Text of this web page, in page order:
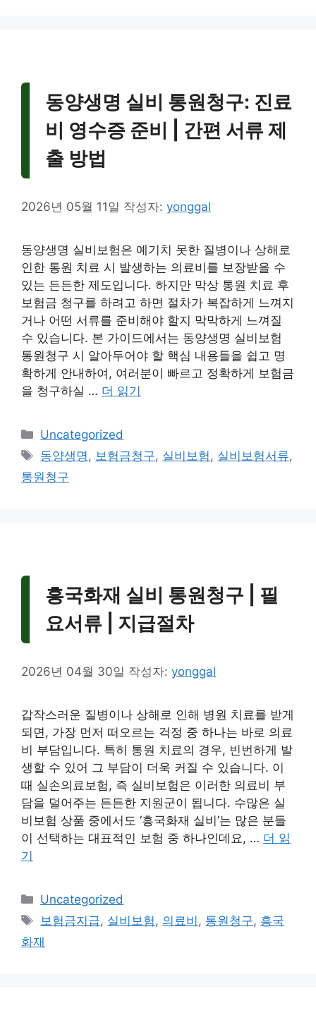
동양생명 실비 통원청구: 진료
비 영수증 준비 | 간편 서류 제
출 방법
2026년 05월 11일 작성자: yonggal
동양생명 실비보험은 예기치 못한 질병이나 상해로
인한 통원 치료 시 발생하는 의료비를 보장받을 수
있는 든든한 제도입니다. 하지만 막상 통원 치료 후
보험금 청구를 하려고 하면 절차가 복잡하게 느껴지
거나 어떤 서류를 준비해야 할지 막막하게 느껴질
수 있습니다. 본 가이드에서는 동양생명 실비보험
통원청구 시 알아두어야 할 핵심 내용들을 쉽고 명
확하게 안내하여, 여러분이 빠르고 정확하게 보험금
을 청구하실 … 더 읽기
카
테
리
Uncategorized
태
그
동양생명, 보험금청구, 실비보험, 실비보험서류,
통원청구
흥국화재 실비 통원청구 | 필
요서류 | 지급절차
2026년 04월 30일 작성자: yonggal
갑작스러운 질병이나 상해로 인해 병원 치료를 받게
되면, 가장 먼저 떠오르는 걱정 중 하나는 바로 의료
비 부담입니다. 특히 통원 치료의 경우, 빈번하게 발
생할 수 있어 그 부담이 더욱 커질 수 있습니다. 이
때 실손의료보험, 즉 실비보험은 이러한 의료비 부
담을 덜어주는 든든한 지원군이 됩니다. 수많은 실
비보험 상품 중에서도 ‘흥국화재 실비’는 많은 분들
이 선택하는 대표적인 보험 중 하나인데요, … 더 읽
기
카
테
리
Uncategorized
태
그
보험금지급, 실비보험, 의료비 , 통원청구, 흥국
화재